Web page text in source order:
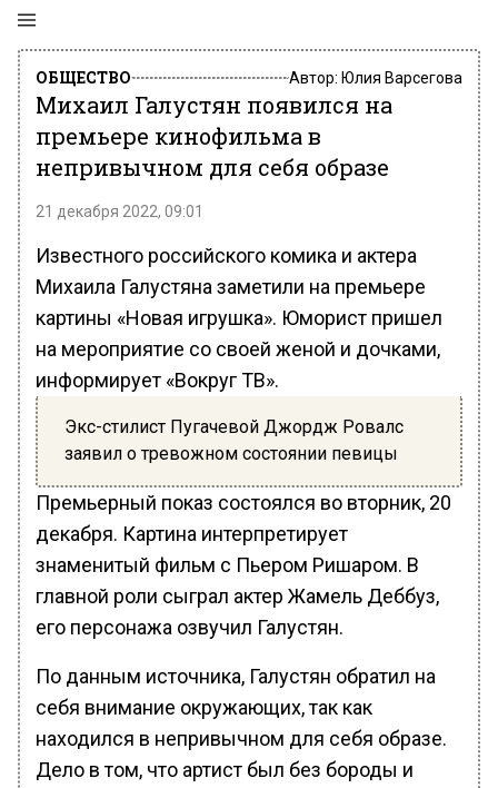
ОБЩЕСТВО Автор: Юлия Варсегова
Михаил Галустян появился на
премьере кинофильма в
непривычном для себя образе
21 декабря 2022, 09:01
Известного российского комика и актера
Михаила Галустяна заметили на премьере
картины «Новая игрушка». Юморист пришел
на мероприятие со своей женой и дочками,
информирует «Вокруг ТВ».
Экс-стилист Пугачевой Джордж Ровалс
заявил о тревожном состоянии певицы
Премьерный показ состоялся во вторник, 20
декабря. Картина интерпретирует
знаменитый фильм с Пьером Ришаром. В
главной роли сыграл актер Жамель Деббуз,
его персонажа озвучил Галустян.
По данным источника, Галустян обратил на
себя внимание окружающих, так как
находился в непривычном для себя образе.
Дело в том, что артист был без бороды и